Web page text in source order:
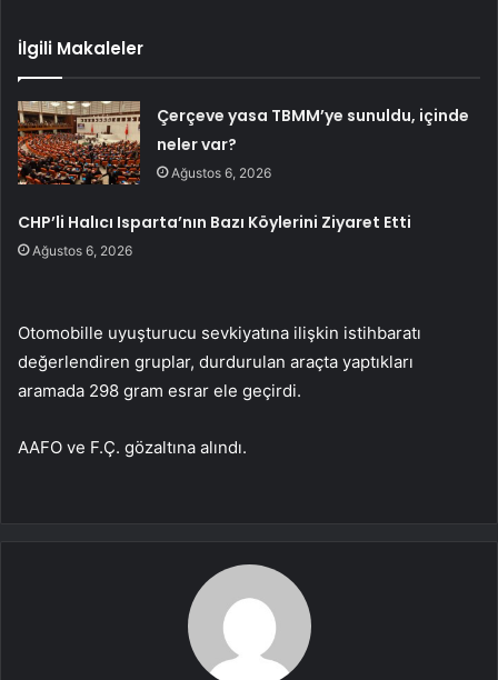
İlgili Makaleler
Çerçeve yasa TBMM’ye sunuldu, içinde
neler var?
Ağustos 6, 2026
CHP’li Halıcı Isparta’nın Bazı Köylerini Ziyaret Etti
Ağustos 6, 2026
Otomobille uyuşturucu sevkiyatına ilişkin istihbaratı
değerlendiren gruplar, durdurulan araçta yaptıkları
aramada 298 gram esrar ele geçirdi.
AAFO ve F.Ç. gözaltına alındı.